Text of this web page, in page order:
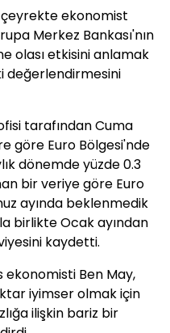
çeyrekte ekonomist
Merkez Bankası'nın
olası etkisini anlamak
değerlendirmesini
tarafından Cuma
göre Euro Bölgesi'nde
dönemde yüzde 0.3
bir veriye göre Euro
ayında beklenmedik
birlikte Ocak ayından
kaydetti.
Ben May,
iyimser olmak için
ilişkin bariz bir